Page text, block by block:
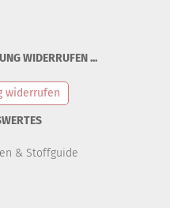
WIDERRUFEN ...
widerrufen
& Stoffguide